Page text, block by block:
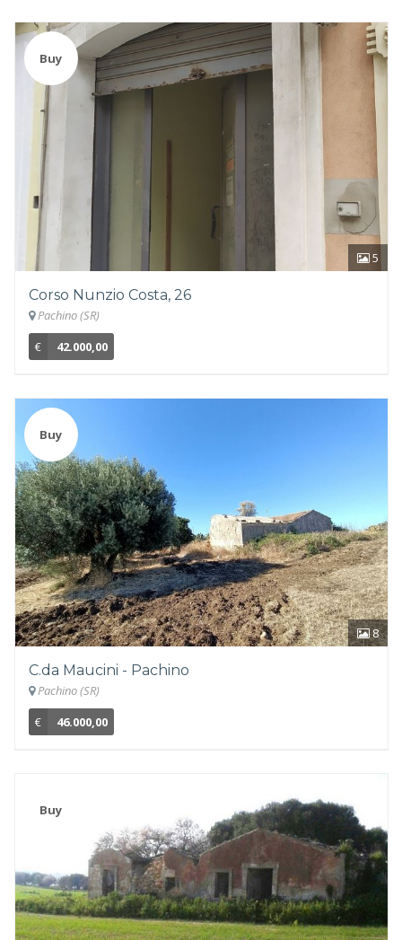
5
Buy
Corso Nunzio Costa, 26
Pachino (SR)
€
42.000,00
8
Buy
C.da Maucini - Pachino
Pachino (SR)
€
46.000,00
Buy